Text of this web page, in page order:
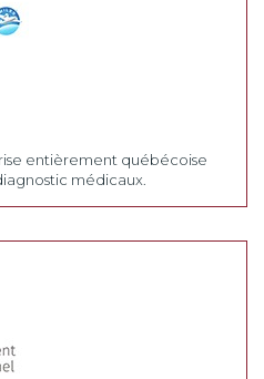
entièrement québécoise
médicaux.